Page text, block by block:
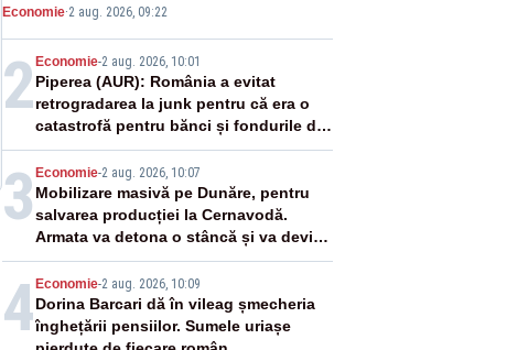
viitoare?
Economie·2 aug. 2026, 09:22
2Economie-2 aug. 2026, 10:01
Piperea (AUR): România a evitat
retrogradarea la junk pentru că era o
catastrofă pentru bănci și fondurile de
pensii
3 Economie-2 aug. 2026, 10:07
Mobilizare masivă pe Dunăre, pentru
salvarea producției la Cernavodă.
Armata va detona o stâncă și va devia
apa fluviului - IMAGINI AERIENE
4Economie-2 aug. 2026, 10:09
Dorina Barcari dă în vileag șmecheria
înghețării pensiilor. Sumele uriașe